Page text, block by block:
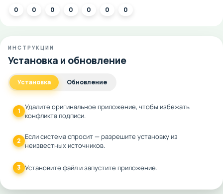
0 0 0 0 0 0 0
ИНСТРУКЦИИ
Установка и обновление
Установка Обновление
1 Удалите оригинальное приложение, чтобы избежать
конфликта подписи.
2 Если система спросит — разрешите установку из
неизвестных источников.
3 Установите файл и запустите приложение.